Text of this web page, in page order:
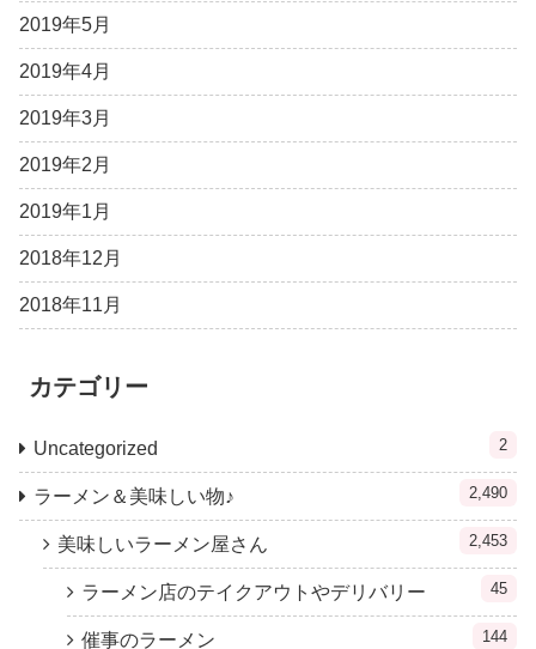
2019年5月
2019年4月
2019年3月
2019年2月
2019年1月
2018年12月
2018年11月
カテゴリー
Uncategorized 2
ラーメン＆美味しい物♪ 2,490
美味しいラーメン屋さん 2,453
ラーメン店のテイクアウトやデリバリー 45
催事のラーメン 144